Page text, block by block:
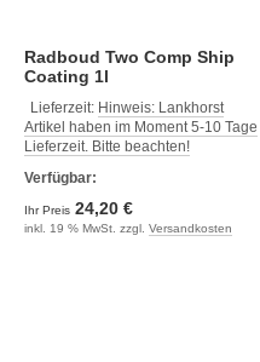
Radboud Two Comp Ship
Coating 1l
Lieferzeit: Hinweis: Lankhorst
Artikel haben im Moment 5-10 Tage
Lieferzeit. Bitte beachten!
Verfügbar:
Ihr Preis 24,20 €
inkl. 19 % MwSt. zzgl. Versandkosten